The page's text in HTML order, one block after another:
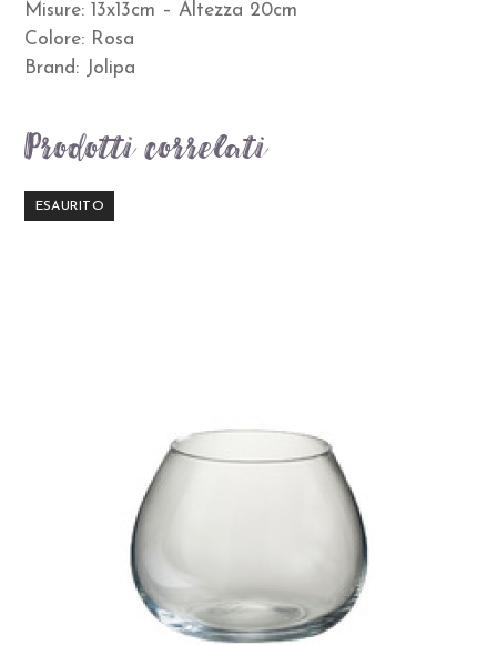
Misure: 13x13cm – Altezza 20cm
Colore: Rosa
Brand: Jolipa
Prodotti correlati
ESAURITO